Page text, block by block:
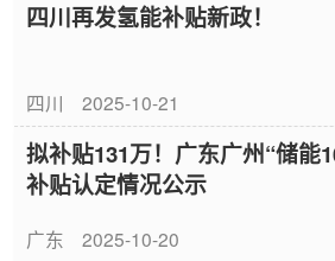
四川再发氢能补贴新政！
四川 2025-10-21
拟补贴131万！广东广州“储能
补贴认定情况公示
广东 2025-10-20